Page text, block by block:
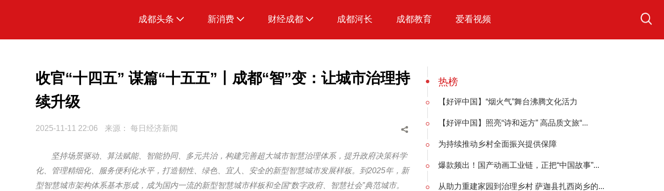
成都头条
本地
热点专题
传真机
新消费 财经成都 成都河长 成都教育 爱看视频
收官“十四五” 谋篇“十五五”丨成都“智”变：让城市治理持
续升级
2025-11-11 22:06 来源： 每日经济新闻
坚持场景驱动、算法赋能、智能协同、多元共治，构建完善超大城市智慧治理体系，提升政府决策科学
化、管理精细化、服务便利化水平，打造韧性、绿色、宜人、安全的新型智慧城市发展样板。到2025年，新
型智慧城市架构体系基本形成，成为国内一流的新型智慧城市样板和全国“数字政府、智慧社会”典范城市。
热榜
【好评中国】“烟火气”舞台沸腾文化活力
【好评中国】照亮“诗和远方” 高品质文旅“...
为持续推动乡村全面振兴提供保障
爆款频出！国产动画工业链，正把“中国故事”...
从助力重建家园到治理乡村 萨迦县扎西岗乡的...